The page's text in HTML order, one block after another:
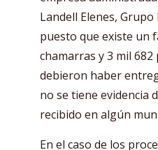
Landell Elenes, Grupo
puesto que existe un
chamarras y 3 mil
debieron haber
no se tiene evidencia
recibido en algún
En el caso de los